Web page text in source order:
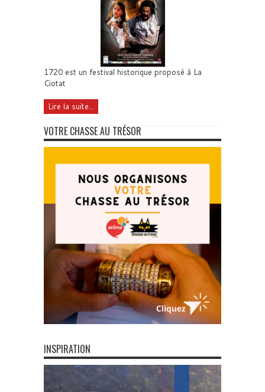
1720 est un festival historique proposé à La
Ciotat
Lire la suite...
VOTRE CHASSE AU TRÉSOR
INSPIRATION